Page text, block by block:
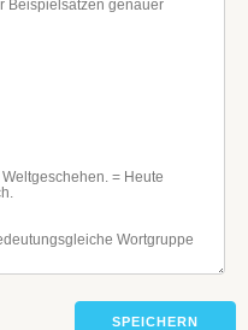
SPEICHERN